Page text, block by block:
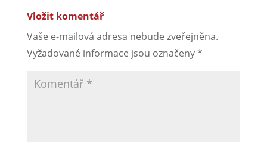
Vložit komentář
Vaše e-mailová adresa nebude zveřejněna.
Vyžadované informace jsou označeny*